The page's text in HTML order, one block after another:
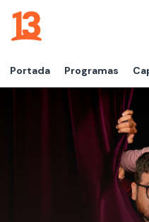
Portada Programas